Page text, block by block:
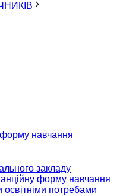
навчання
закладу
форму навчання
потребами